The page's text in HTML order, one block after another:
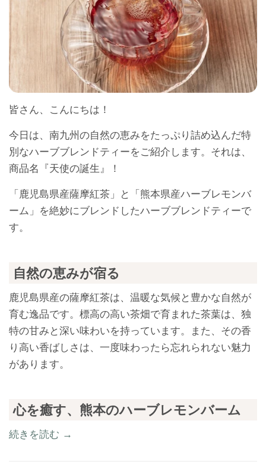
皆さん、こんにちは！
今日は、南九州の自然の恵みをたっぷり詰め込んだ特
別なハーブブレンドティーをご紹介します。それは、
商品名『天使の誕生』！
「鹿児島県産薩摩紅茶」と「熊本県産ハーブレモンバ
ーム」を絶妙にブレンドしたハーブブレンドティーで
す。
自然の恵みが宿る
鹿児島県産の薩摩紅茶は、温暖な気候と豊かな自然が
育む逸品です。標高の高い茶畑で育まれた茶葉は、独
特の甘みと深い味わいを持っています。また、その香
り高い香ばしさは、一度味わったら忘れられない魅力
があります。
心を癒す、熊本のハーブレモンバーム
続きを読む →